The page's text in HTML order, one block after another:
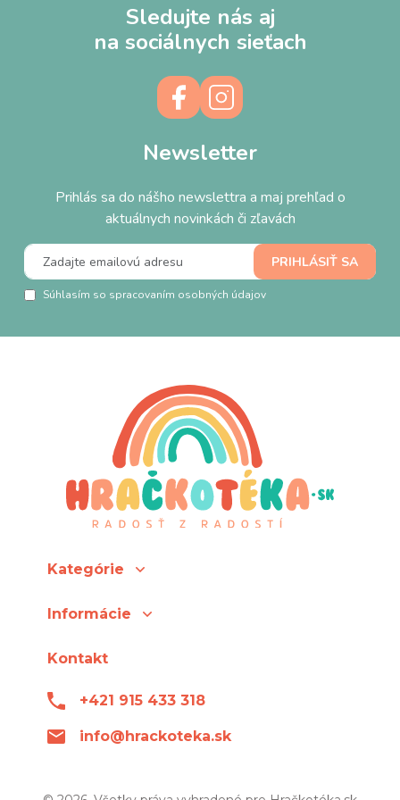
Sledujte nás aj
na sociálnych sieťach
Newsletter
Prihlás sa do nášho newslettra a maj prehľad o
aktuálnych novinkách či zľavách
Súhlasím so spracovaním osobných údajov
Kategórie
Informácie
Kontakt
+421 915 433 318
info@hrackoteka.sk